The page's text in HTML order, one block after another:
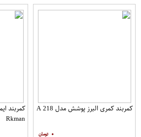
کمربند کمری البرز پوشش مدل A 218
۰
Rkman